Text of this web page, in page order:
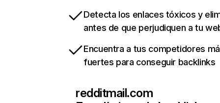
Detecta los enlaces tóxicos y
antes de que perjudiquen a tu
Encuentra a tus competidores
fuertes para conseguir backlinks
redditmail.com